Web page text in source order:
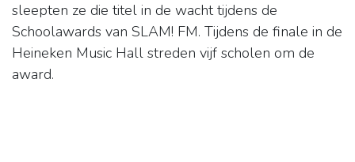
sleepten ze die titel in de wacht tijdens de
Schoolawards van SLAM! FM. Tijdens de finale in de
Heineken Music Hall streden vijf scholen om de
award.